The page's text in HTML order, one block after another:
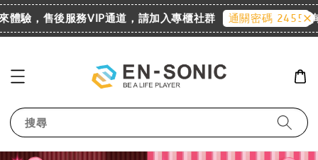
驗，售後服務VIP通道，請加入專櫃社群 通關密碼 2455 詢
搜尋